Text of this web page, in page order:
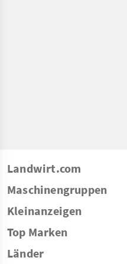
Landwirt.com
Maschinengruppen
Kleinanzeigen
Top Marken
Länder